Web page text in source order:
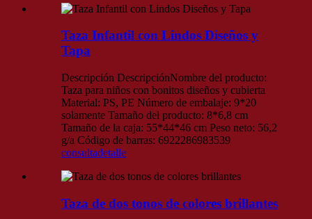
Taza Infantil con Lindos Diseños y
Tapa
Descripción DescripciónNombre del producto:
Taza para niños con bonitos diseños y cubierta
Material: PS, PE Número de embalaje: 9*20
solamente Tamaño del producto: 8*6,8 cm
Tamaño de la caja: 55*44*46 cm Peso neto: 56,2
g/a Código de barras: 6922286983539
consultadetalle
Taza de dos tonos de colores brillantes